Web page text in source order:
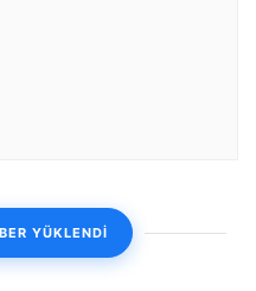
YÜKLENDİ